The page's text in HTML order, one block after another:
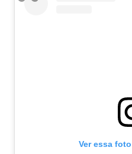
Ver essa